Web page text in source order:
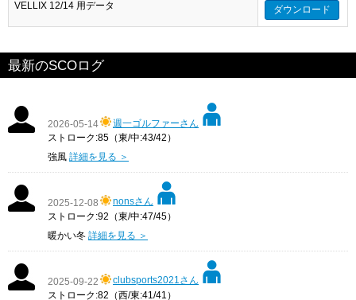
VELLIX 12/14 用データ ダウンロード
最新のSCOログ
2026-05-14
週一ゴルファーさん
ストローク:85（東/中:43/42）
強風 詳細を見る ＞
2025-12-08
nonsさん
ストローク:92（東/中:47/45）
暖かい冬 詳細を見る ＞
2025-09-22
clubsports2021さん
ストローク:82（西/東:41/41）